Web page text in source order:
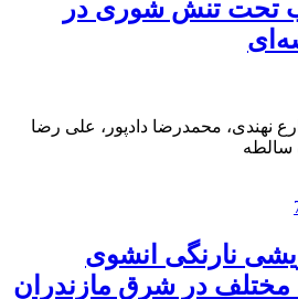
تحت تنش شوری در
نهندی، محمدرضا دادپور، علی رضا
سالطه
نارنگی انشوی